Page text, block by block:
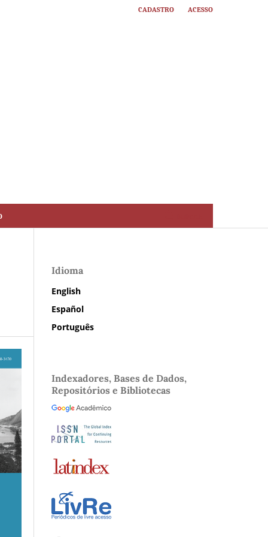
Cadastro Acesso
Idioma
English
Español
Português
Indexadores, Bases de Dados,
Repositórios e Bibliotecas